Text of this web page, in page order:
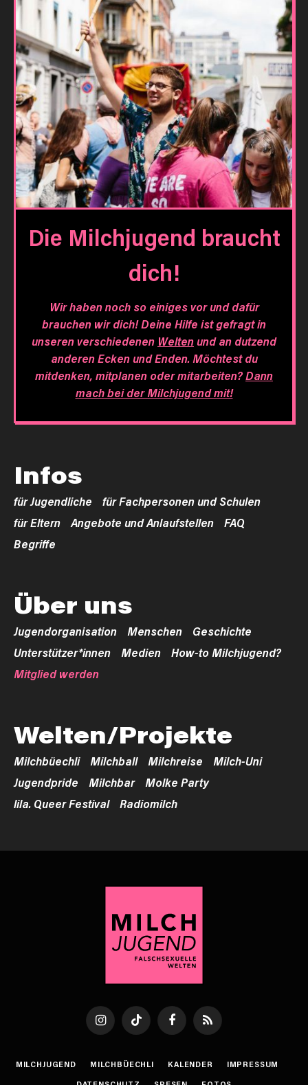
Die Milchjugend braucht
dich!
Wir haben noch so einiges vor und dafür
brauchen wir dich! Deine Hilfe ist gefragt in
unseren verschiedenen Weltenund an dutzend
anderen Ecken und Enden. Möchtest du
mitdenken, mitplanen oder mitarbeiten?Dann
mach bei der Milchjugend mit!
Infos
für Jugendliche
für Fachpersonen und Schulen
für Eltern
Angebote und Anlaufstellen
FAQ
Begriffe
Über uns
Jugendorganisation Menschen
Geschichte
Unterstützer*innen
Medien
How-to Milchjugend?
Mitglied werden
Welten/Projekte
Milchbüechli Milchball Milchreise
Milch-Uni
Jugendpride
Milchbar
Molke Party
lila. Queer Festival
Radiomilch
InstagramTikTok FacebookRSS
MILCHJUGEND MILCHBÜECHLI KALENDER
IMPRESSUM